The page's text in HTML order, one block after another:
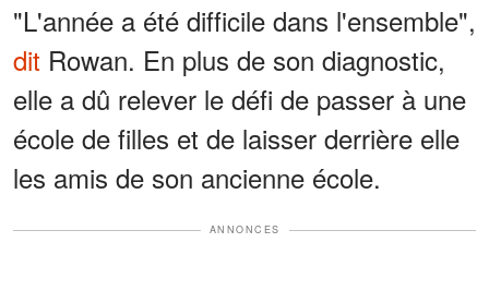
"L'année a été difficile dans l'ensemble",
dit Rowan. En plus de son diagnostic,
elle a dû relever le défi de passer à une
école de filles et de laisser derrière elle
les amis de son ancienne école.
ANNONCES